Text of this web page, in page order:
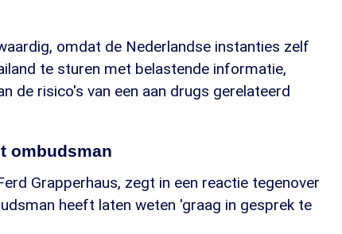
omdat de Nederlandse instanties zelf
te sturen met belastende informatie,
de risico's van een aan drugs gerelateerd
ombudsman
Grapperhaus, zegt in een reactie tegenover
heeft laten weten 'graag in gesprek te